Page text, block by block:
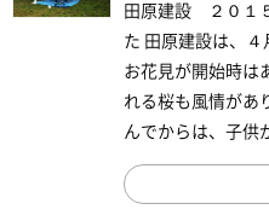
田原建設 ２０１
た 田原建設は、４
お花見が開始時は
れる桜も風情があ
んでからは、子供